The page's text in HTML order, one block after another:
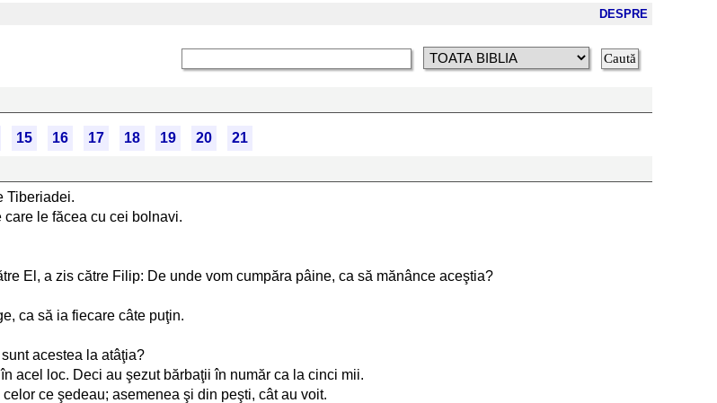
DESPRE
15 16 17 18 19 20
21
Tiberiadei.
le făcea cu cei bolnavi.
El, a zis către Filip: De unde vom cumpăra pâine, ca să mănânce aceştia?
ca să ia fiecare câte puţin.
acestea la atâţia?
acel loc. Deci au şezut bărbaţii în număr ca la cinci mii.
ce şedeau; asemenea şi din peşti, cât au voit.